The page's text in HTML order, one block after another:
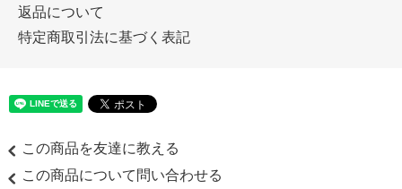
返品について
特定商取引法に基づく表記
この商品を友達に教える
この商品について問い合わせる